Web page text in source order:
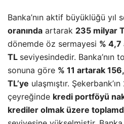
Banka’nın aktif büyüklüğü yıl
oranında artarak 235 milyar
dönemde öz sermayesi %
TL seviyesindedir. Banka’nın
sonuna göre % 11 artarak
TL’ye ulaşmıştır.
çeyreğinde kredi portföyü
krediler olmak üzere